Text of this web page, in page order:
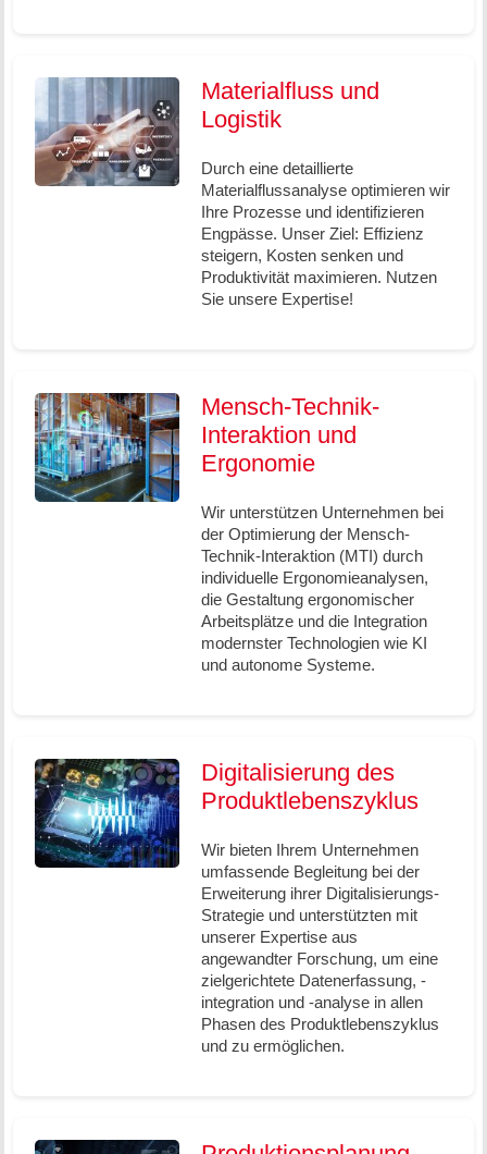
Materialfluss und
Logistik
Durch eine detaillierte
Materialflussanalyse optimieren wir
Ihre Prozesse und identifizieren
Engpässe. Unser Ziel: Effizienz
steigern, Kosten senken und
Produktivität maximieren. Nutzen
Sie unsere Expertise!
Mensch-Technik-
Interaktion und
Ergonomie
Wir unterstützen Unternehmen bei
der Optimierung der Mensch-
Technik-Interaktion (MTI) durch
individuelle Ergonomieanalysen,
die Gestaltung ergonomischer
Arbeitsplätze und die Integration
modernster Technologien wie KI
und autonome Systeme.
Digitalisierung des
Produktlebenszyklus
Wir bieten Ihrem Unternehmen
umfassende Begleitung bei der
Erweiterung ihrer Digitalisierungs-
Strategie und unterstützten mit
unserer Expertise aus
angewandter Forschung, um eine
zielgerichtete Datenerfassung, -
integration und -analyse in allen
Phasen des Produktlebenszyklus
und zu ermöglichen.